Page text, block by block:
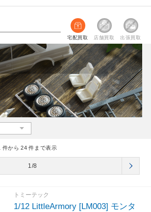
宅配買取 店舗買取 出張買取
件から 24 件まで表示
1/8
トミーテック
1/12 LittleArmory [LM003] モンタ